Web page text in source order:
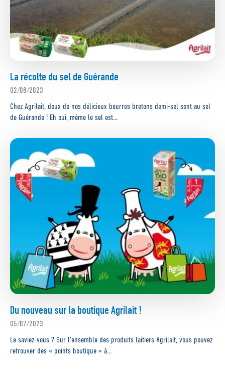
La récolte du sel de Guérande
02/08/2023
Chez Agrilait, deux de nos délicieux beurres bretons demi-sel sont au sel
de Guérande ! Eh oui, même le sel est...
Du nouveau sur la boutique Agrilait !
05/07/2023
Le saviez-vous ? Sur l’ensemble des produits laitiers Agrilait, vous pouvez
retrouver des « points boutique » à...